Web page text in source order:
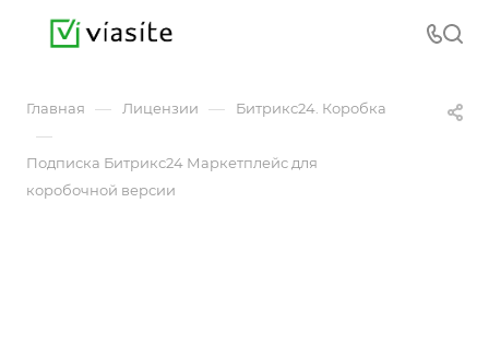
Главная — Лицензии — Битрикс24. Коробка
—
Подписка Битрикс24 Маркетплейс для
коробочной версии